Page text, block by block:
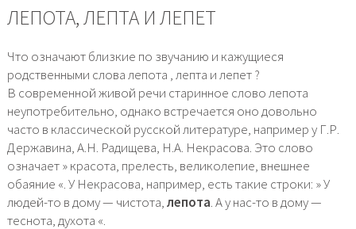
ЛЕПОТА, ЛЕПТА И ЛЕПЕТ
Что означают близкие по звучанию и кажущиеся
родственными слова лепота , лепта и лепет ?
В современной живой речи старинное слово лепота
неупотребительно, однако встречается оно довольно
часто в классической русской литературе, например у Г.Р.
Державина, А.Н. Радищева, Н.А. Некрасова. Это слово
означает » красота, прелесть, великолепие, внешнее
обаяние «. У Некрасова, например, есть такие строки: » У
людей-то в дому — чистота,лепота. А у нас-то в дому —
теснота, духота «.